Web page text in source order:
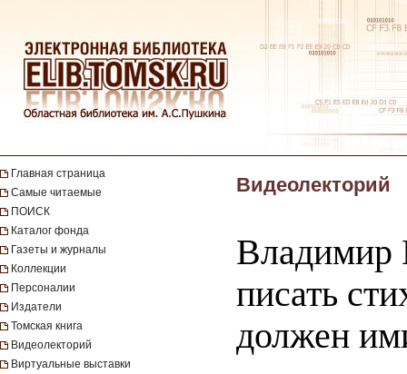
Главная страница
Самые читаемые
ПОИСК
Каталог фонда
Газеты и журналы
Коллекции
Персоналии
Издатели
Томская книга
Видеолекторий
Виртуальные выставки
Видеолекторий
Владимир
писать
должен